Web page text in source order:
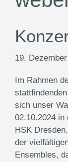
19.
Im Rahmen
sich unser
02.10.2024 in
HSK
der
Ensembles,